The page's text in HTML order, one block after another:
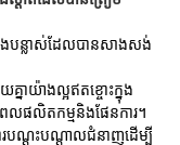
ងបន្លាស់ដែលបានសាងសង់
ាយ៉ាងល្អឥតខ្ចោះក្នុង
លផលិតកម្មនិងផែនការ។
បណ្តុះបណ្តាលជំនាញដើម្បី